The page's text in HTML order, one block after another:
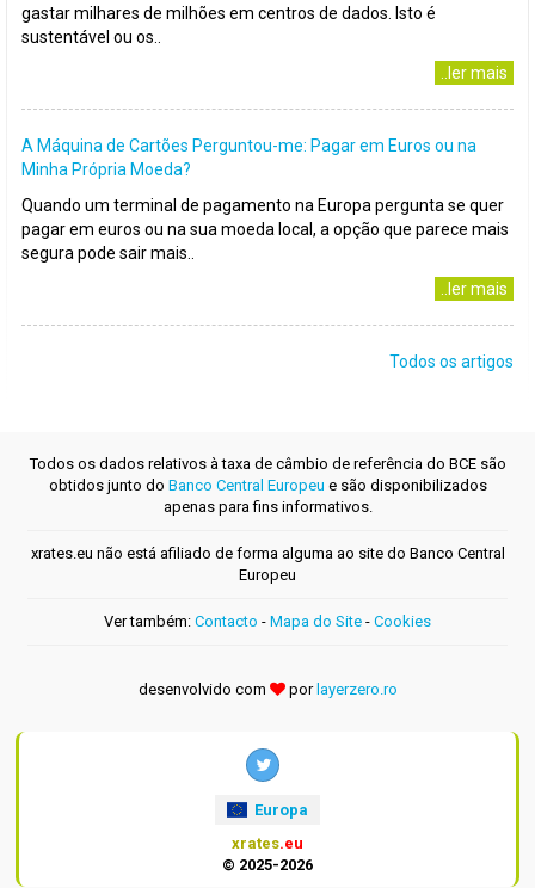
gastar milhares de milhões em centros de dados. Isto é
sustentável ou os..
..ler mais
A Máquina de Cartões Perguntou-me: Pagar em Euros ou na
Minha Própria Moeda?
Quando um terminal de pagamento na Europa pergunta se quer
pagar em euros ou na sua moeda local, a opção que parece mais
segura pode sair mais..
..ler mais
Todos os artigos
Todos os dados relativos à taxa de câmbio de referência do BCE são
obtidos junto do Banco Central Europeu e são disponibilizados
apenas para fins informativos.
xrates.eu não está afiliado de forma alguma ao site do Banco Central
Europeu
Ver também: Contacto - Mapa do Site - Cookies
desenvolvido com por layerzero.ro
Europa
xrates.eu
© 2025-2026